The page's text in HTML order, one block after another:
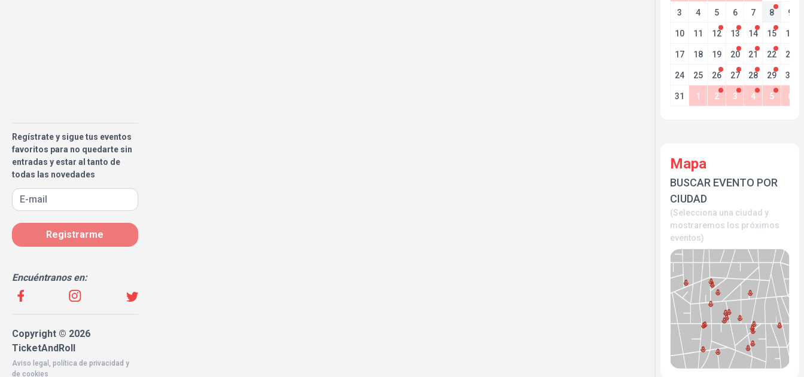
Regístrate y sigue tus eventos
favoritos para no quedarte sin
entradas y estar al tanto de
todas las novedades
Registrarme
Encuéntranos en:
Copyright © 2026
TicketAndRoll
Aviso legal , política de privacidad y
de cookies
3 4 5 6 7 8 9
10 11 12 13 14 15 16
17 18 19 20 21 22 23
24 25 26 27 28 29 30
31 1 2 3 4 5 6
Mapa
BUSCAR EVENTO POR
CIUDAD
(Selecciona una ciudad y
mostraremos los próximos
eventos)